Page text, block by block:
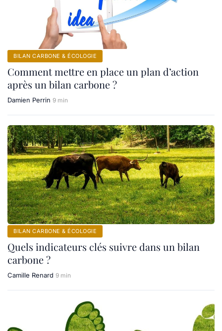
BILAN CARBONE & ÉCOLOGIE
Comment mettre en place un plan d’action
après un bilan carbone ?
Damien Perrin 9 min
BILAN CARBONE & ÉCOLOGIE
Quels indicateurs clés suivre dans un bilan
carbone ?
Camille Renard 9 min